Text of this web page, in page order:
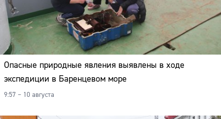
Опасные природные явления выявлены в ходе
экспедиции в Баренцевом море
9:57 – 10 августа